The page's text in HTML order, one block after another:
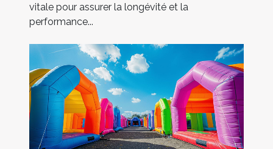
vitale pour assurer la longévité et la
performance...